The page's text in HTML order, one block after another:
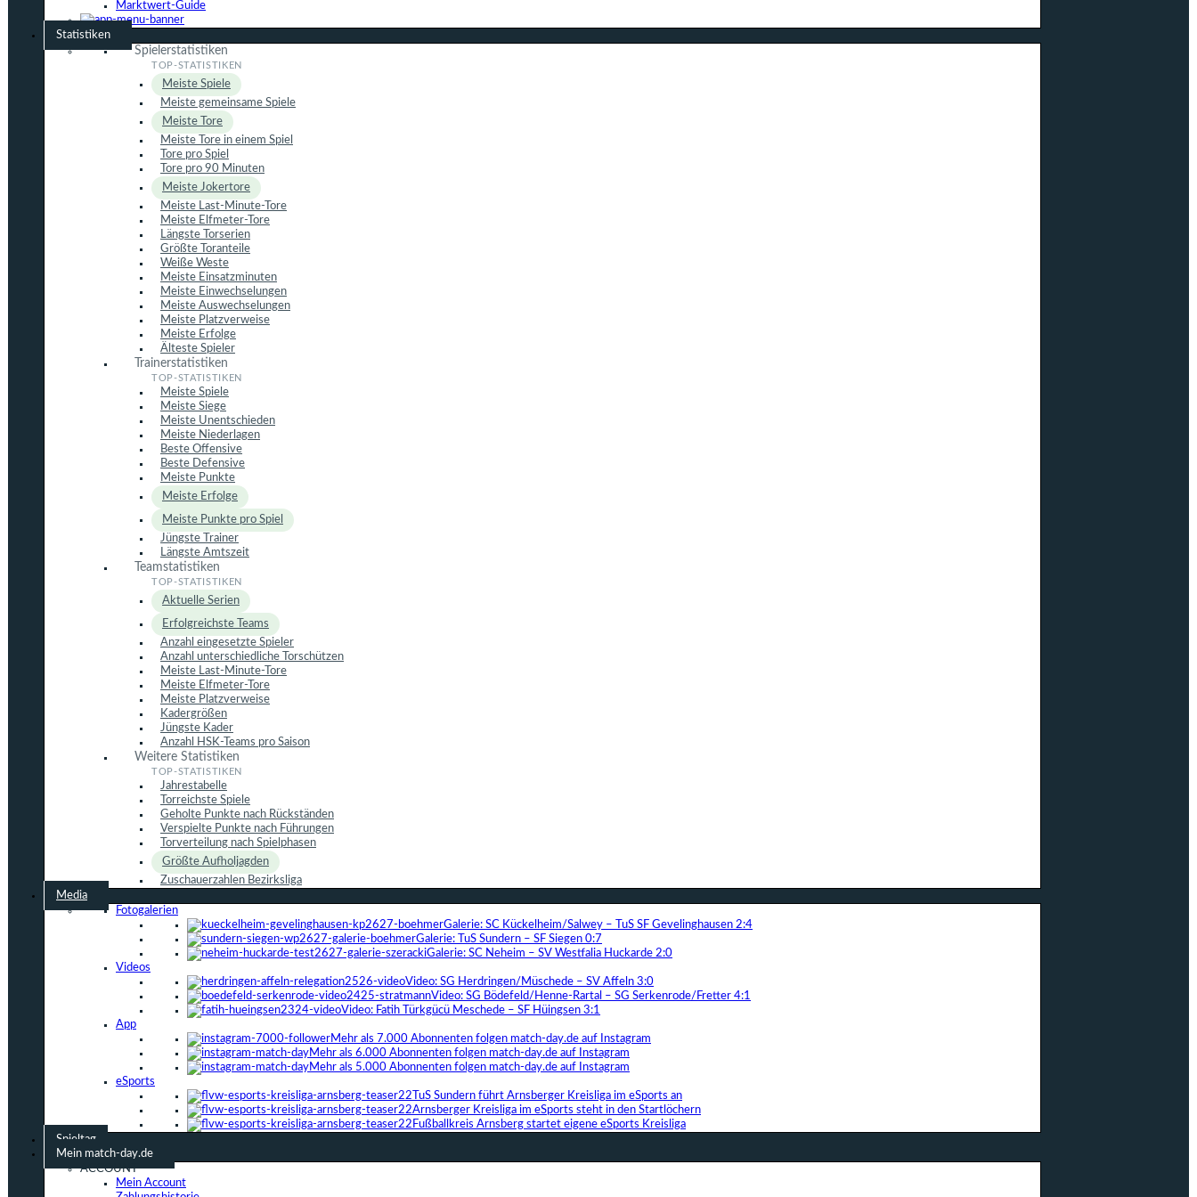
Marktwert-Guide
Statistiken
Spielerstatistiken
Meiste Spiele
Meiste gemeinsame Spiele
Meiste Tore
Meiste Tore in einem Spiel
Tore pro Spiel
Tore pro 90 Minuten
Meiste Jokertore
Meiste Last-Minute-Tore
Meiste Elfmeter-Tore
Längste Torserien
Größte Toranteile
Weiße Weste
Meiste Einsatzminuten
Meiste Einwechselungen
Meiste Auswechselungen
Meiste Platzverweise
Meiste Erfolge
Älteste Spieler
Trainerstatistiken
Meiste Spiele
Meiste Siege
Meiste Unentschieden
Meiste Niederlagen
Beste Offensive
Beste Defensive
Meiste Punkte
Meiste Erfolge
Meiste Punkte pro Spiel
Jüngste Trainer
Längste Amtszeit
Teamstatistiken
Aktuelle Serien
Erfolgreichste Teams
Anzahl eingesetzte Spieler
Anzahl unterschiedliche Torschützen
Meiste Last-Minute-Tore
Meiste Elfmeter-Tore
Meiste Platzverweise
Kadergrößen
Jüngste Kader
Anzahl HSK-Teams pro Saison
Weitere Statistiken
Jahrestabelle
Torreichste Spiele
Geholte Punkte nach Rückständen
Verspielte Punkte nach Führungen
Torverteilung nach Spielphasen
Größte Aufholjagden
Zuschauerzahlen Bezirksliga
Media
Fotogalerien
Galerie: SC Kückelheim/Salwey – TuS SF Gevelinghausen 2:4
Galerie: TuS Sundern – SF Siegen 0:7
Galerie: SC Neheim – SV Westfalia Huckarde 2:0
Videos
Video: SG Herdringen/Müschede – SV Affeln 3:0
Video: SG Bödefeld/Henne-Rartal – SG Serkenrode/Fretter 4:1
Video: Fatih Türkgücü Meschede – SF Hüingsen 3:1
App
Mehr als 7.000 Abonnenten folgen match-day.de auf Instagram
Mehr als 6.000 Abonnenten folgen match-day.de auf Instagram
Mehr als 5.000 Abonnenten folgen match-day.de auf Instagram
eSports
TuS Sundern führt Arnsberger Kreisliga im eSports an
Arnsberger Kreisliga im eSports steht in den Startlöchern
Fußballkreis Arnsberg startet eigene eSports Kreisliga
Spieltag
Mein match-day.de
ACCOUNT
Mein Account